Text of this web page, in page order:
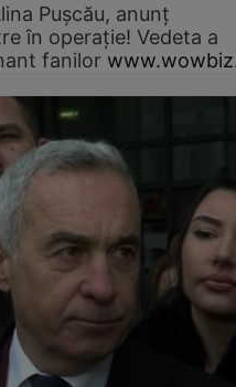
Pușcău, anunț
în operație! Vedeta a
fanilor